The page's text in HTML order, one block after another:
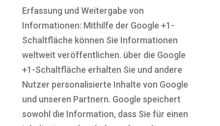
Erfassung und Weitergabe von
Informationen: Mithilfe der Google +1-
Schaltfläche können Sie Informationen
weltweit veröffentlichen. über die Google
+1-Schaltfläche erhalten Sie und andere
Nutzer personalisierte Inhalte von Google
und unseren Partnern. Google speichert
sowohl die Information, dass Sie für einen